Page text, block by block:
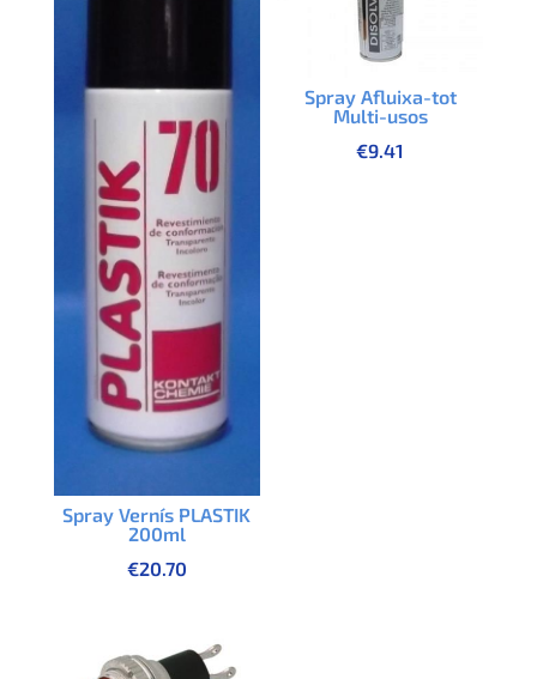
Spray Vernís PLASTIK
200ml
€20.70
Spray Afluixa-tot
Multi-usos
€9.41